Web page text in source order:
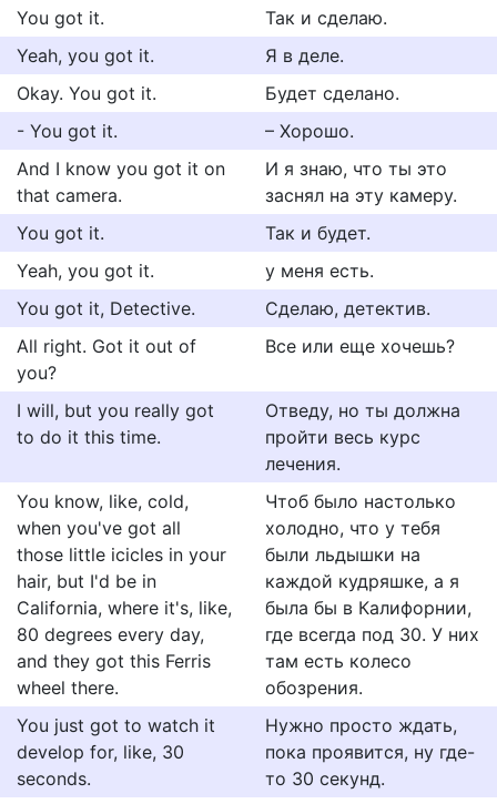
You got it.
Так и сделаю.
Yeah, you got it.
Я в деле.
Okay. You got it.
Будет сделано.
- You got it.
– Хорошо.
And I know you got it on
that camera.
И я знаю, что ты это
заснял на эту камеру.
You got it.
Так и будет.
Yeah, you got it.
у меня есть.
You got it, Detective.
Сделаю, детектив.
All right. Got it out of
you?
Все или еще хочешь?
I will, but you really got
to do it this time.
Отведу, но ты должна
пройти весь курс
лечения.
You know, like, cold,
when you've got all
those little icicles in your
hair, but I'd be in
California, where it's, like,
80 degrees every day,
and they got this Ferris
wheel there.
Чтоб было настолько
холодно, что у тебя
были льдышки на
каждой кудряшке, а я
была бы в Калифорнии,
где всегда под 30. У них
там есть колесо
обозрения.
You just got to watch it
develop for, like, 30
seconds.
Нужно просто ждать,
пока проявится, ну где-
то 30 секунд.